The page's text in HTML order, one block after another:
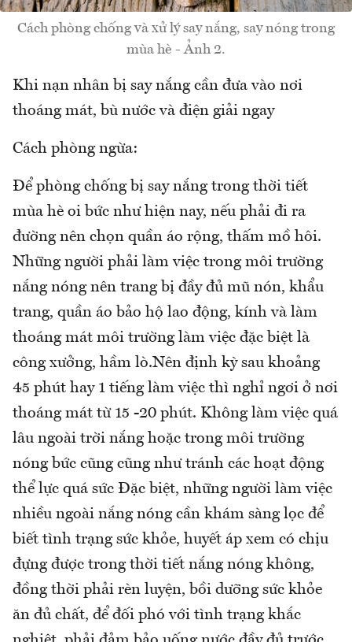
Cách phòng chống và xử lý say nắng, say nóng trong
mùa hè - Ảnh 2.
Khi nạn nhân bị say nắng cần đưa vào nơi
thoáng mát, bù nước và điện giải ngay
Cách phòng ngừa:
Để phòng chống bị say nắng trong thời tiết
mùa hè oi bức như hiện nay, nếu phải đi ra
đường nên chọn quần áo rộng, thấm mồ hôi.
Những người phải làm việc trong môi trường
nắng nóng nên trang bị đầy đủ mũ nón, khẩu
trang, quần áo bảo hộ lao động, kính và làm
thoáng mát môi trường làm việc đặc biệt là
công xưởng, hầm lò.Nên định kỳ sau khoảng
45 phút hay 1 tiếng làm việc thì nghỉ ngơi ở nơi
thoáng mát từ 15 -20 phút. Không làm việc quá
lâu ngoài trời nắng hoặc trong môi trường
nóng bức cũng cũng như tránh các hoạt động
thể lực quá sức Đặc biệt, những người làm việc
nhiều ngoài nắng nóng cần khám sàng lọc để
biết tình trạng sức khỏe, huyết áp xem có chịu
đựng được trong thời tiết nắng nóng không,
đồng thời phải rèn luyện, bồi dưỡng sức khỏe
ăn đủ chất, để đối phó với tình trạng khắc